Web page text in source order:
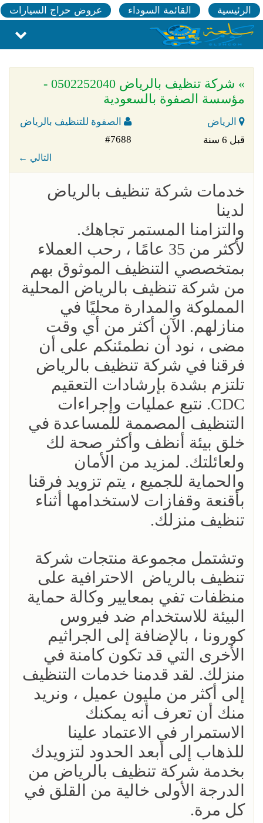
الرئيسية القائمة السوداء عروض حراج السيارات
» شركة تنظيف بالرياض 0502252040 -
مؤسسة الصفوة بالسعودية
الرياض
الصفوة للتنظيف بالرياض
قبل 6 سنة
#7688
← التالي
خدمات شركة تنظيف بالرياض
لدينا
والتزامنا المستمر تجاهك.
لأكثر من 35 عامًا ، رحب العملاء
بمتخصصي التنظيف الموثوق بهم
من شركة تنظيف بالرياض المحلية
المملوكة والمدارة محليًا في
منازلهم. الآن أكثر من أي وقت
مضى ، نود أن نطمئنكم على أن
فرقنا في شركة تنظيف بالرياض
تلتزم بشدة بإرشادات التعقيم
CDC. نتبع عمليات وإجراءات
التنظيف المصممة للمساعدة في
خلق بيئة أنظف وأكثر صحة لك
ولعائلتك. لمزيد من الأمان
والحماية للجميع ، يتم تزويد فرقنا
بأقنعة وقفازات لاستخدامها أثناء
تنظيف منزلك.
وتشتمل مجموعة منتجات شركة
تنظيف بالرياض الاحترافية على
منظفات تفي بمعايير وكالة حماية
البيئة للاستخدام ضد فيروس
كورونا ، بالإضافة إلى الجراثيم
الأخرى التي قد تكون كامنة في
منزلك. لقد قدمنا ​​خدمات التنظيف
إلى أكثر من مليون عميل ، ونريد
منك أن تعرف أنه يمكنك
الاستمرار في الاعتماد علينا
للذهاب إلى أبعد الحدود لتزويدك
بخدمة شركة تنظيف بالرياض من
الدرجة الأولى خالية من القلق في
كل مرة.